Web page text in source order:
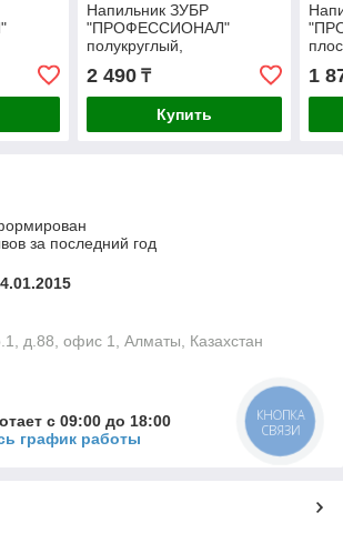
Напильник ЗУБР
"ПРОФЕССИОНАЛ"
полукруглый,
рукоятка, № 2, 200мм
(1621-20-2)
2 490₸
Купить
1
за последний год
д.88, офис 1, Алматы, Казахстан
с 09:00 до 18:00
график работы
КНОПКА
СВЯЗИ